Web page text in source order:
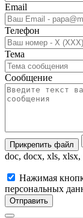
Email
Телефон
Тема
Сообщение
Прикрепить файл
doc, docx, xls,
Нажимая
персональных
Отправить